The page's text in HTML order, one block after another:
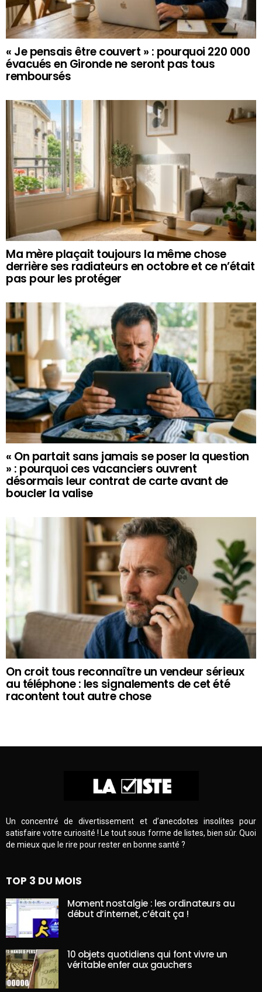
« Je pensais être couvert » : pourquoi 220 000
évacués en Gironde ne seront pas tous
remboursés
Ma mère plaçait toujours la même chose
derrière ses radiateurs en octobre et ce n’était
pas pour les protéger
« On partait sans jamais se poser la question
» : pourquoi ces vacanciers ouvrent
désormais leur contrat de carte avant de
boucler la valise
On croit tous reconnaître un vendeur sérieux
au téléphone : les signalements de cet été
racontent tout autre chose
Un concentré de divertissement et d’anecdotes insolites pour
satisfaire votre curiosité ! Le tout sous forme de listes, bien sûr. Quoi
de mieux que le rire pour rester en bonne santé ?
TOP 3 DU MOIS
Moment nostalgie : les ordinateurs au
début d’internet, c’était ça !
10 objets quotidiens qui font vivre un
véritable enfer aux gauchers